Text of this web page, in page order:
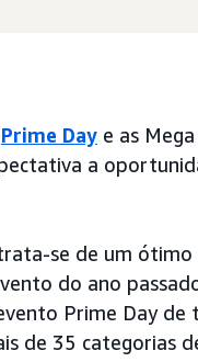
Prime Day e as
a
se de um
do ano
Prime Day
de 35 categorias